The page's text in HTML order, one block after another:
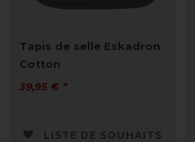
Tapis de selle Eskadron
Cotton
39,95 € *
LISTE DE SOUHAITS